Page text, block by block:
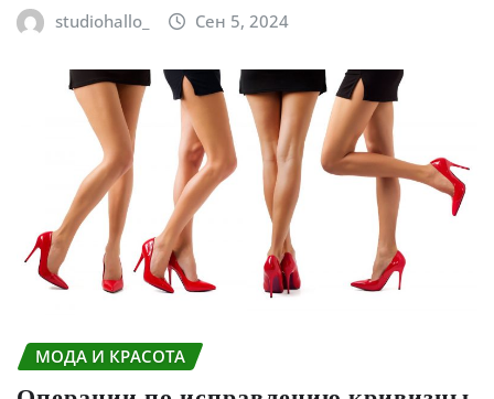
studiohallo_ Сен 5, 2024
МОДА И КРАСОТА